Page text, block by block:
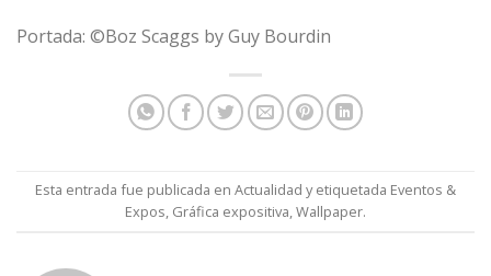
Portada: ©Boz Scaggs by Guy Bourdin
Esta entrada fue publicada en Actualidad y etiquetada Eventos &
Expos, Gráfica expositiva,Wallpaper.